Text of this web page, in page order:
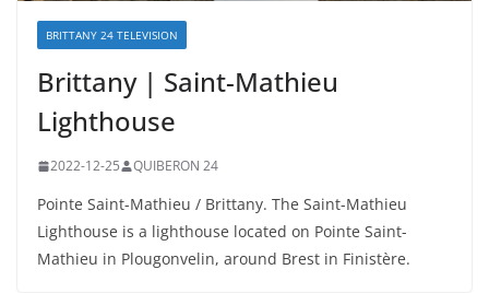
BRITTANY 24 TELEVISION
Brittany | Saint-Mathieu
Lighthouse
2022-12-25 QUIBERON 24
Pointe Saint-Mathieu / Brittany. The Saint-Mathieu
Lighthouse is a lighthouse located on Pointe Saint-
Mathieu in Plougonvelin, around Brest in Finistère.